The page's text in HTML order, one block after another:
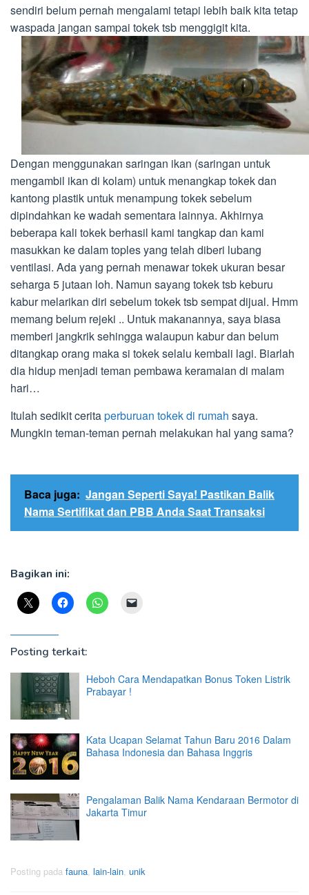
sendiri belum pernah mengalami tetapi lebih baik kita tetap
waspada jangan sampai tokek tsb menggigit kita.
Dengan menggunakan saringan ikan (saringan untuk
mengambil ikan di kolam) untuk menangkap tokek dan
kantong plastik untuk menampung tokek sebelum
dipindahkan ke wadah sementara lainnya. Akhirnya
beberapa kali tokek berhasil kami tangkap dan kami
masukkan ke dalam toples yang telah diberi lubang
ventilasi. Ada yang pernah menawar tokek ukuran besar
seharga 5 jutaan loh. Namun sayang tokek tsb keburu
kabur melarikan diri sebelum tokek tsb sempat dijual. Hmm
memang belum rejeki .. Untuk makanannya, saya biasa
memberi jangkrik sehingga walaupun kabur dan belum
ditangkap orang maka si tokek selalu kembali lagi. Biarlah
dia hidup menjadi teman pembawa keramaian di malam
hari…
Itulah sedikit ceritaperburuan tokek di rumah saya.
Mungkin teman-teman pernah melakukan hal yang sama?
Baca juga: Jangan Seperti Saya! Pastikan Balik
Nama Sertifikat dan PBB Anda Saat Transaksi
Bagikan ini:
Posting terkait:
Heboh Cara Mendapatkan Bonus Token Listrik
Prabayar !
Kata Ucapan Selamat Tahun Baru 2016 Dalam
Bahasa Indonesia dan Bahasa Inggris
Pengalaman Balik Nama Kendaraan Bermotor di
Jakarta Timur
Posting pada fauna, lain-lain, unik